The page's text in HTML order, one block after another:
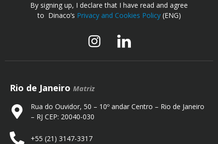
By signing up, I declare that I have read and agree
to Dinaco’s Privacy and Cookies Policy(ENG)
Rio de Janeiro Matriz
Rua do Ouvidor, 50 – 10º andar Centro – Rio de Janeiro
– RJ CEP: 20040-030
+55 (21) 3147-3317